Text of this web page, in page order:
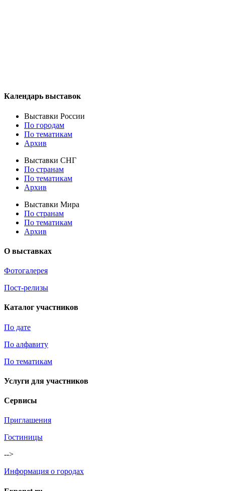
Календарь выставок
Выставки России
По городам
По тематикам
Архив
Выставки СНГ
По странам
По тематикам
Архив
Выставки Мира
По странам
По тематикам
Архив
О выставках
Фотогалерея
Пост-релизы
Каталог участников
По дате
По алфавиту
По тематикам
Услуги для участников
Сервисы
Приглашения
Гостиницы
-->
Информация о городах